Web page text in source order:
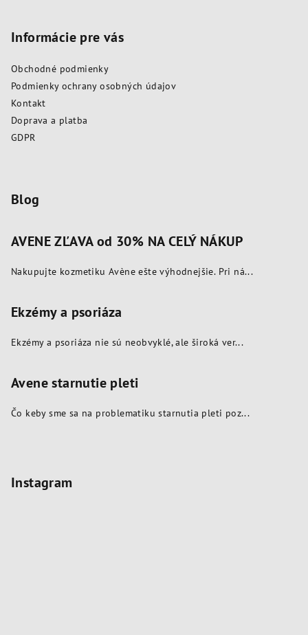
i
i
u
Informácie pre vás
Obchodné podmienky
Podmienky ochrany osobných údajov
Kontakt
Doprava a platba
GDPR
Blog
AVENE ZĽAVA od 30% NA CELÝ NÁKUP
Nakupujte kozmetiku Avène ešte výhodnejšie. Pri ná...
Ekzémy a psoriáza
Ekzémy a psoriáza nie sú neobvyklé, ale široká ver...
Avene starnutie pleti
Čo keby sme sa na problematiku starnutia pleti poz...
Instagram